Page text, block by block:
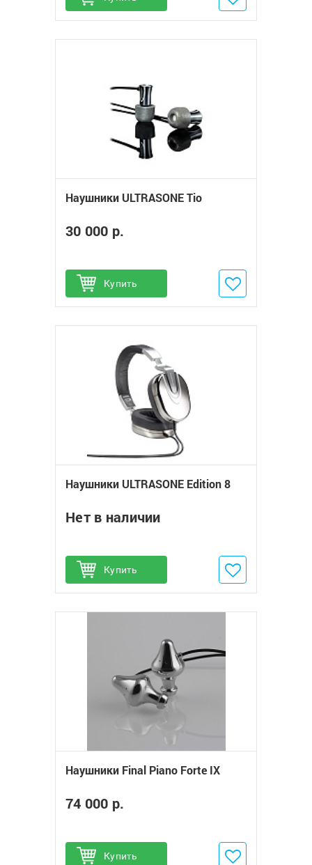
Наушники ULTRASONE Tio
30 000 р.
Купить
Добавить в избранное
Наушники ULTRASONE Edition 8
Нет в наличии
Купить
Добавить в избранное
Наушники Final Piano Forte IX
74 000 р.
Купить
Добавить в избранное